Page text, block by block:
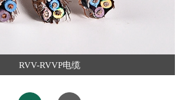
RVV-RVVP电缆